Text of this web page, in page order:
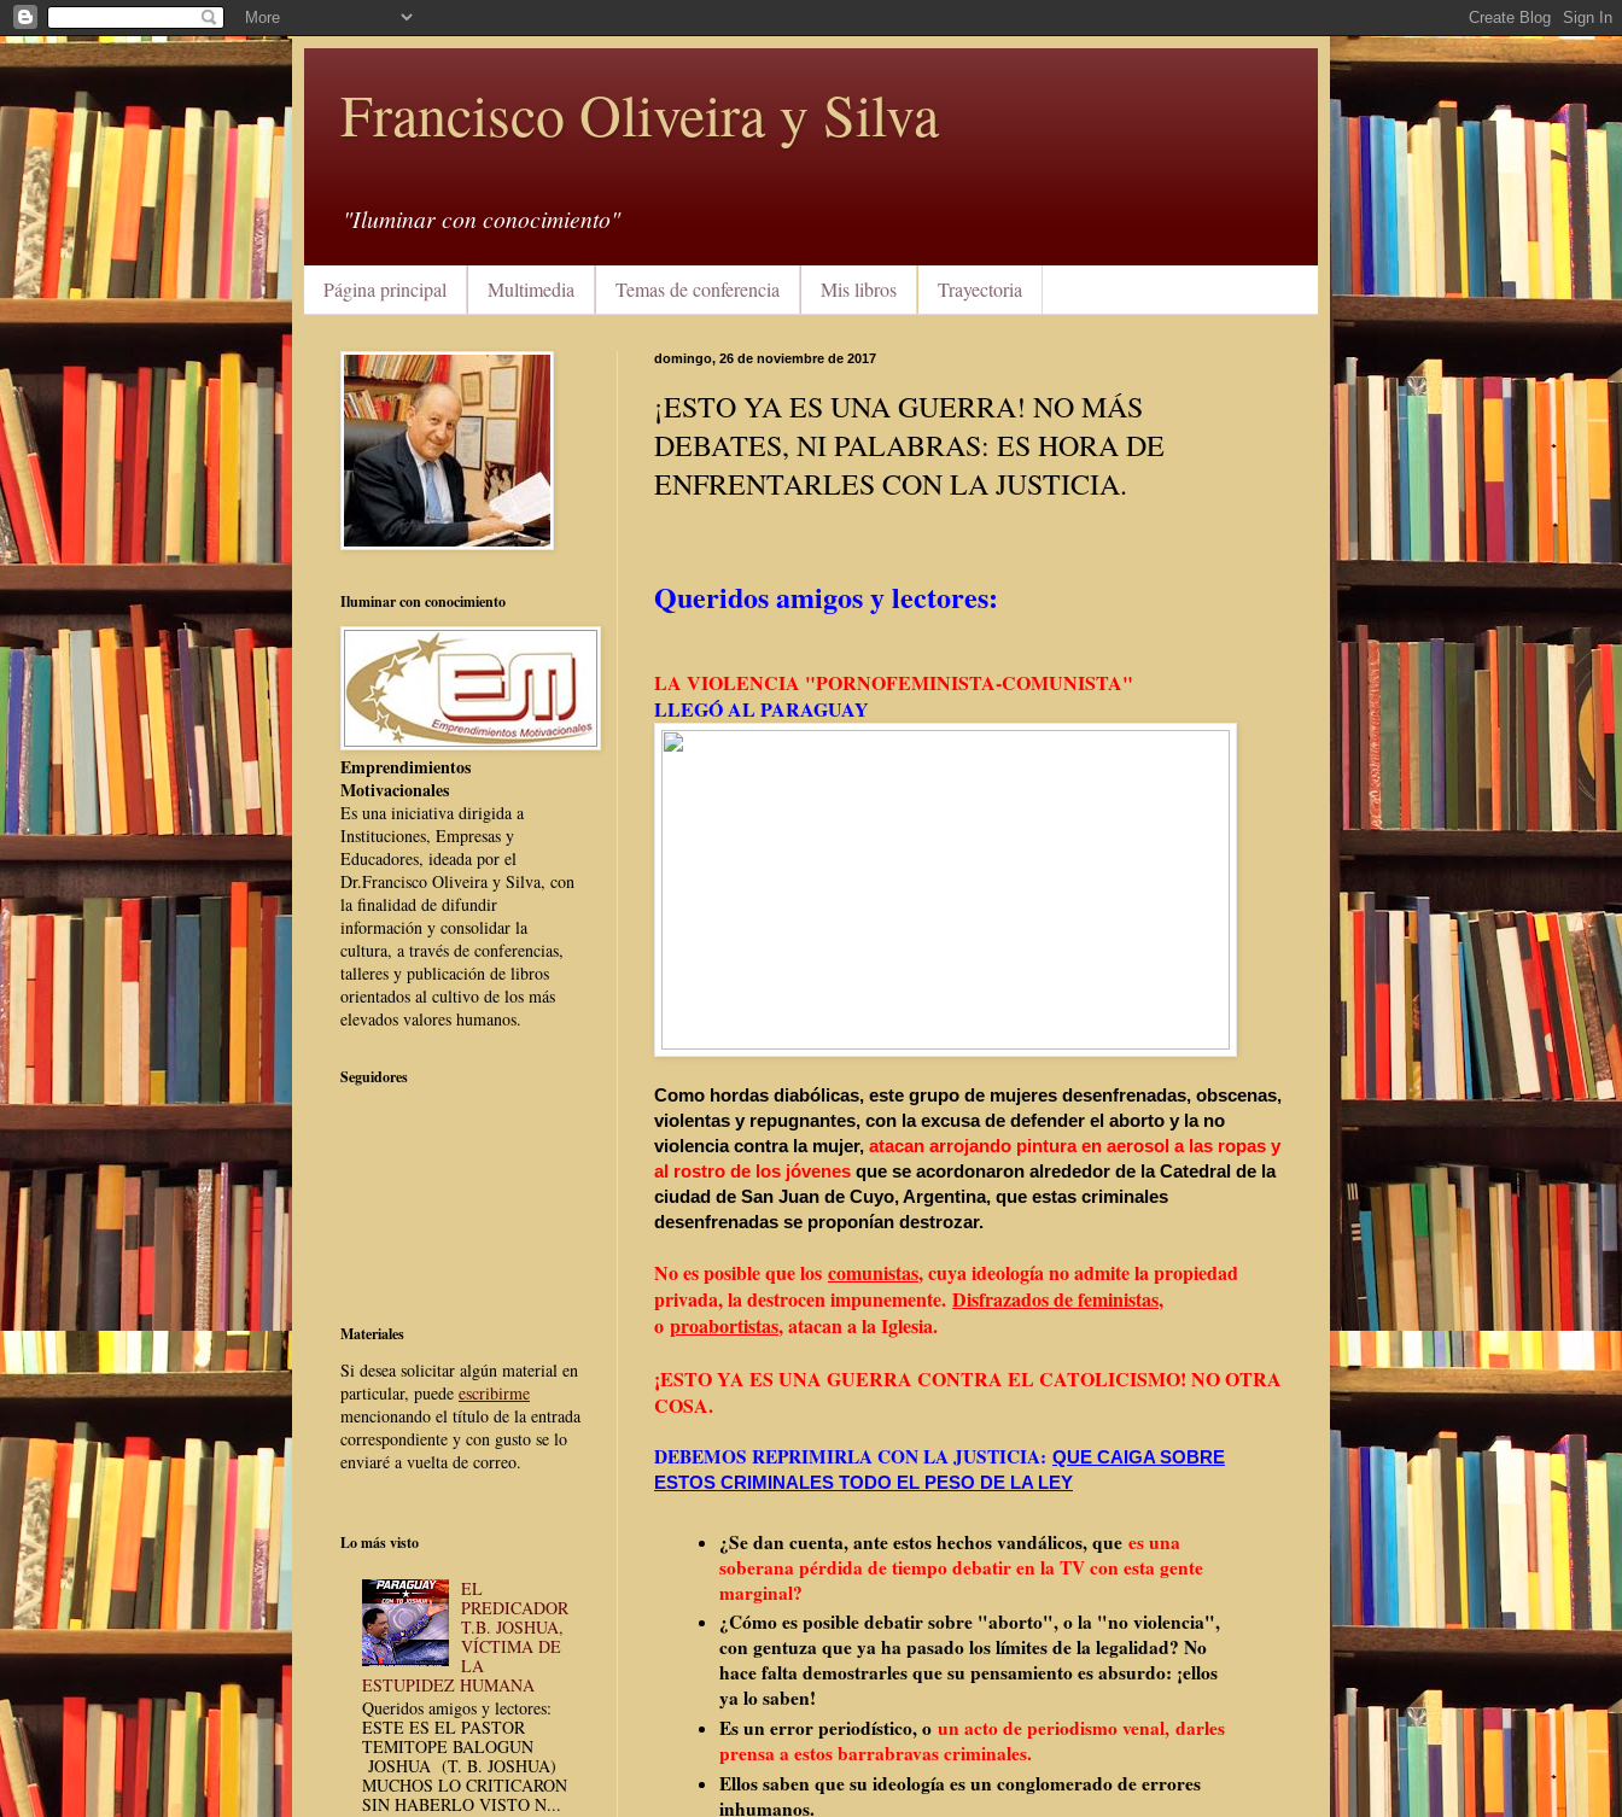
Francisco Oliveira y Silva
"Iluminar con conocimiento"
Página principal Multimedia Temas de conferencia Mis libros Trayectoria
domingo, 26 de noviembre de 2017
¡ESTO YA ES UNA GUERRA! NO MÁS
DEBATES, NI PALABRAS: ES HORA DE
ENFRENTARLES CON LA JUSTICIA.
Queridos amigos y lectores:
LA VIOLENCIA "PORNOFEMINISTA-COMUNISTA"
LLEGÓ AL PARAGUAY
Como hordas diabólicas, este grupo de mujeres desenfrenadas, obscenas,
violentas y repugnantes, con la excusa de defender el aborto y la no
violencia contra la mujer, atacan arrojando pintura en aerosol a las ropas y
al rostro de los jóvenes que se acordonaron alrededor de la Catedral de la
ciudad de San Juan de Cuyo, Argentina, que estas criminales
desenfrenadas se proponían destrozar.
No es posible que los comunistas, cuya ideología no admite la propiedad
privada, la destrocen impunemente. Disfrazados de feministas,
o proabortistas, atacan a la Iglesia.
¡ESTO YA ES UNA GUERRA CONTRA EL CATOLICISMO! NO OTRA
COSA.
DEBEMOS REPRIMIRLA CON LA JUSTICIA: QUE CAIGA SOBRE
ESTOS CRIMINALES TODO EL PESO DE LA LEY
¿Se dan cuenta, ante estos hechos vandálicos, que es una
soberana pérdida de tiempo debatir en la TV con esta gente
marginal?
¿Cómo es posible debatir sobre "aborto", o la "no violencia",
con gentuza que ya ha pasado los límites de la legalidad? No
hace falta demostrarles que su pensamiento es absurdo: ¡ellos
ya lo saben!
Es un error periodístico, o un acto de periodismo venal, darles
prensa a estos barrabravas criminales.
Ellos saben que su ideología es un conglomerado de errores
inhumanos.
Iluminar con conocimiento
Emprendimientos
Motivacionales
Es una iniciativa dirigida a
Instituciones, Empresas y
Educadores, ideada por el
Dr.Francisco Oliveira y Silva, con
la finalidad de difundir
información y consolidar la
cultura, a través de conferencias,
talleres y publicación de libros
orientados al cultivo de los más
elevados valores humanos.
Seguidores
Materiales
Si desea solicitar algún material en
particular, puede escribirme
mencionando el título de la entrada
correspondiente y con gusto se lo
enviaré a vuelta de correo.
Lo más visto
EL
PREDICADOR
T.B. JOSHUA,
VÍCTIMA DE
LA
ESTUPIDEZ HUMANA
Queridos amigos y lectores:
ESTE ES EL PASTOR
TEMITOPE BALOGUN
JOSHUA (T. B. JOSHUA)
MUCHOS LO CRITICARON
SIN HABERLO VISTO N...